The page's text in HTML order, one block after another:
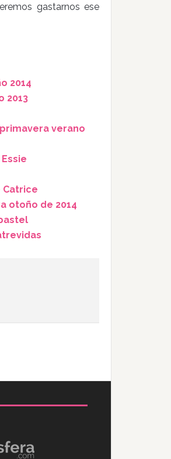
gastarnos ese
2014
2013
verano
Catrice
otoño de 2014